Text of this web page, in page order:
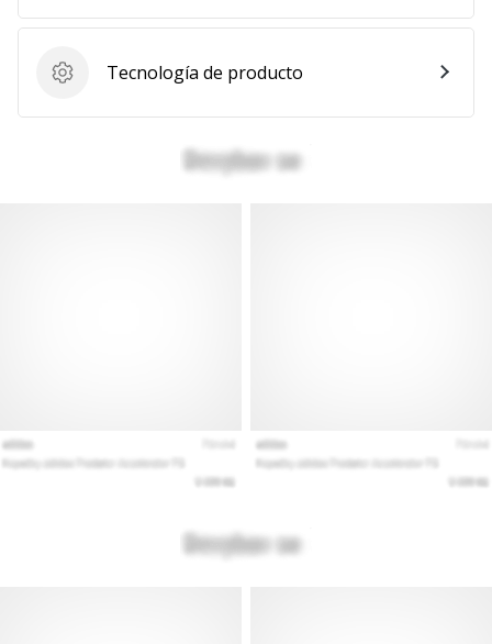
Tecnología de producto
Tecnología de producto